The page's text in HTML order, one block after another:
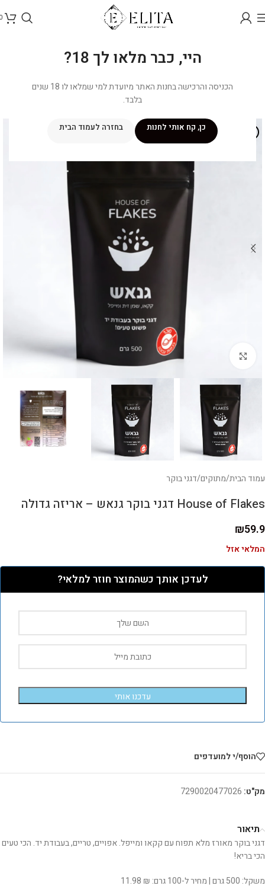
היי, כבר מלאו לך 18?
הכניסה והרכישה בחנות האתר מיועדת למי שמלאו לו 18 שנים
בלבד.
כן, קח אותי לחנות בחזרה לעמוד הבית
עמוד הבית/מתוקים/דגני בוקר
House of Flakes דגני בוקר גנאש – אריזה גדולה
₪59.9
המלאי אזל
לעדכן אותך כשהמוצר חוזר למלאי?
עדכנו אותי
הוסף/י למועדפים
מק"ט: 7290020477026
תיאור
דגני בוקר מאורז מלא תפוח עם קקאו ומייפל. אפויים, טריים, בעבודת יד. הכי טעים
הכי בריא!
משקל: 500 גרם | מחיר ל-100 גרם: ₪ 11.98